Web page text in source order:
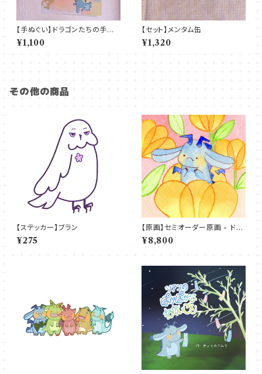
【手ぬぐい】ドラゴンたちの手ぬぐ
い
¥1,100
【セット】メンタム缶
¥1,320
その他の商品
【ステッカー】ブラン
¥275
【原画】セミオーダー原画 - ドラ
ゴン（お手紙付き）
¥8,800